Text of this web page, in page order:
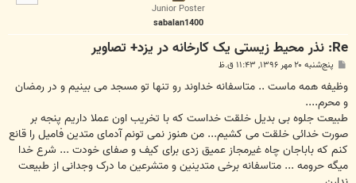
Junior Poster
sabalan1400
Re: نذر محیط زیستی یک کارخانه در یزد+ تصاویر
س
ت
پنج‌شنبه ۲۰ مهر ۱۳۹۶, ۱۱:۴۳ ق.ظ
وظیفه همه ماست .. متاسفانه خداوند رو تنها تو مسجد می بینیم و در رمضان
و محرم....
طبیعت جلوه بی بدیل خلقت خداست که با تخریب اون عملا داریم پنجه بر
صورت خدائی خلقت می کشیم... من هنوز نمی تونم آدمای متدین فامیل را قانع
کنم که باباجان چاه غیرمجاز عمیق زدی برای کیف و صفای خودت ... شرع خدا
میگه حرومه ... متاسفانه برخی متدینین و متشرعین ما درک وجدانی از طبیعت